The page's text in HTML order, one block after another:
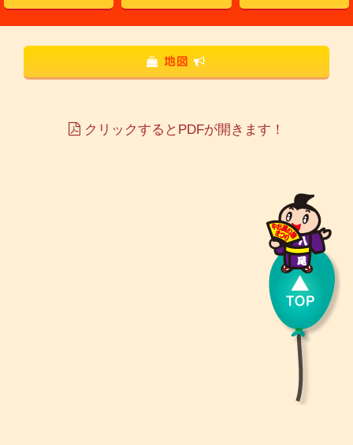
地図
クリックするとPDFが開きます！